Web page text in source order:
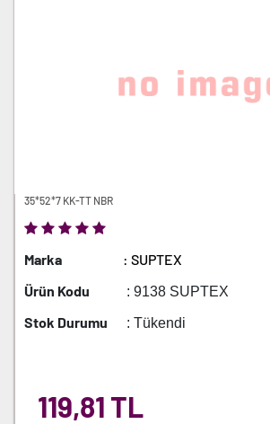
35*52*7 KK-TT NBR
Marka
: SUPTEX
Ürün Kodu
: 9138 SUPTEX
Stok Durumu : Tükendi
119,81 TL